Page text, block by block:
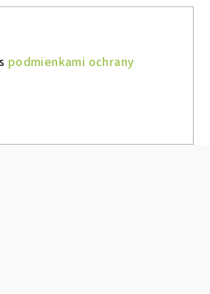
podmienkami ochrany